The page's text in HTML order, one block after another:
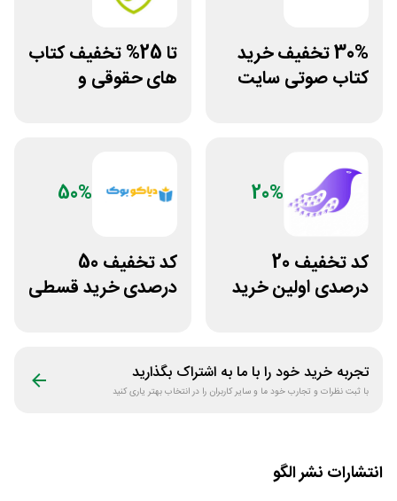
30% تخفیف خرید
کتاب صوتی سایت
تا 25% تخفیف کتاب
های حقوقی و
20%
کد تخفیف 20
درصدی اولین خرید
50%
کد تخفیف 50
درصدی خرید قسطی
تجربه خرید خود را با ما به اشتراک بگذارید
با ثبت نظرات و تجارب خود ما و سایر کاربران را در انتخاب بهتر یاری کنید
انتشارات نشر الگو